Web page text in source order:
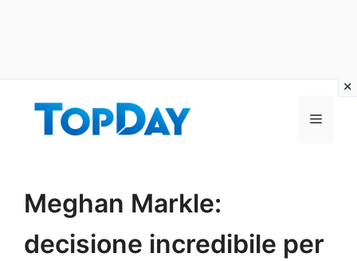
Menu
Meghan Markle:
decisione incredibile per